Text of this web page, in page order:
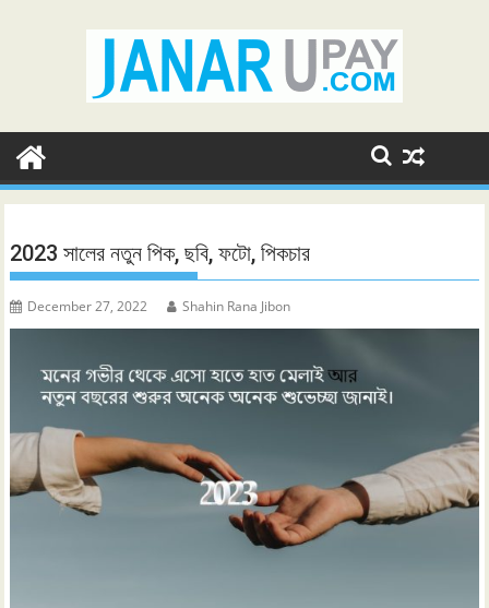
2023 সালের নতুন পিক, ছবি, ফটো, পিকচার
December 27, 2022 Shahin Rana Jibon